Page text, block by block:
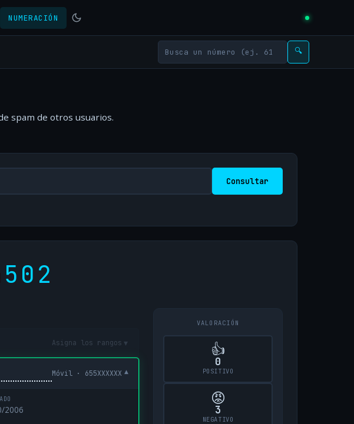
NUMERACIÓN
🔍
spam de otros usuarios.
Consultar
Asigna los rangos ▾
Móvil · 655XXXXXX ▾
2006
VALORACIÓN
👍
0
POSITIVO
😡
3
NEGATIVO